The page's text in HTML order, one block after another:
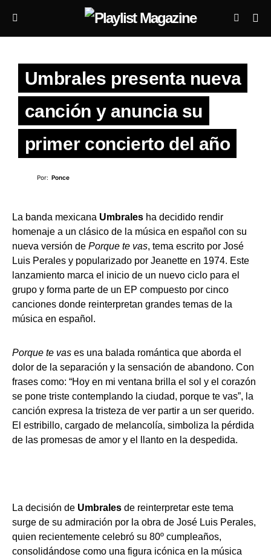
Umbrales presenta nueva
canción y anuncia su
primer concierto del año
Por: Ponce
La banda mexicana Umbrales ha decidido rendir
homenaje a un clásico de la música en español con su
nueva versión de Porque te vas, tema escrito por José
Luis Perales y popularizado por Jeanette en 1974. Este
lanzamiento marca el inicio de un nuevo ciclo para el
grupo y forma parte de un EP compuesto por cinco
canciones donde reinterpretan grandes temas de la
música en español.
Porque te vas es una balada romántica que aborda el
dolor de la separación y la sensación de abandono. Con
frases como: “Hoy en mi ventana brilla el sol y el corazón
se pone triste contemplando la ciudad, porque te vas”, la
canción expresa la tristeza de ver partir a un ser querido.
El estribillo, cargado de melancolía, simboliza la pérdida
de las promesas de amor y el llanto en la despedida.
La decisión de Umbrales de reinterpretar este tema
surge de su admiración por la obra de José Luis Perales,
quien recientemente celebró su 80º cumpleaños,
consolidándose como una figura icónica en la música